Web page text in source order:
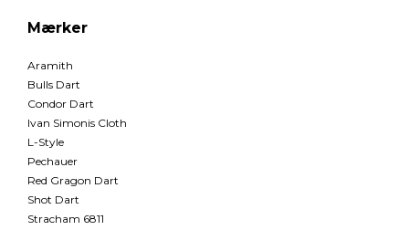
Mærker
Aramith
Bulls Dart
Condor Dart
Ivan Simonis Cloth
L-Style
Pechauer
Red Gragon Dart
Shot Dart
Stracham 6811